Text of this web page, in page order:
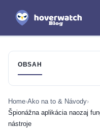
OBSAH
Home›Ako na to & Návody›
Špionážna aplikácia naozaj
nástroje